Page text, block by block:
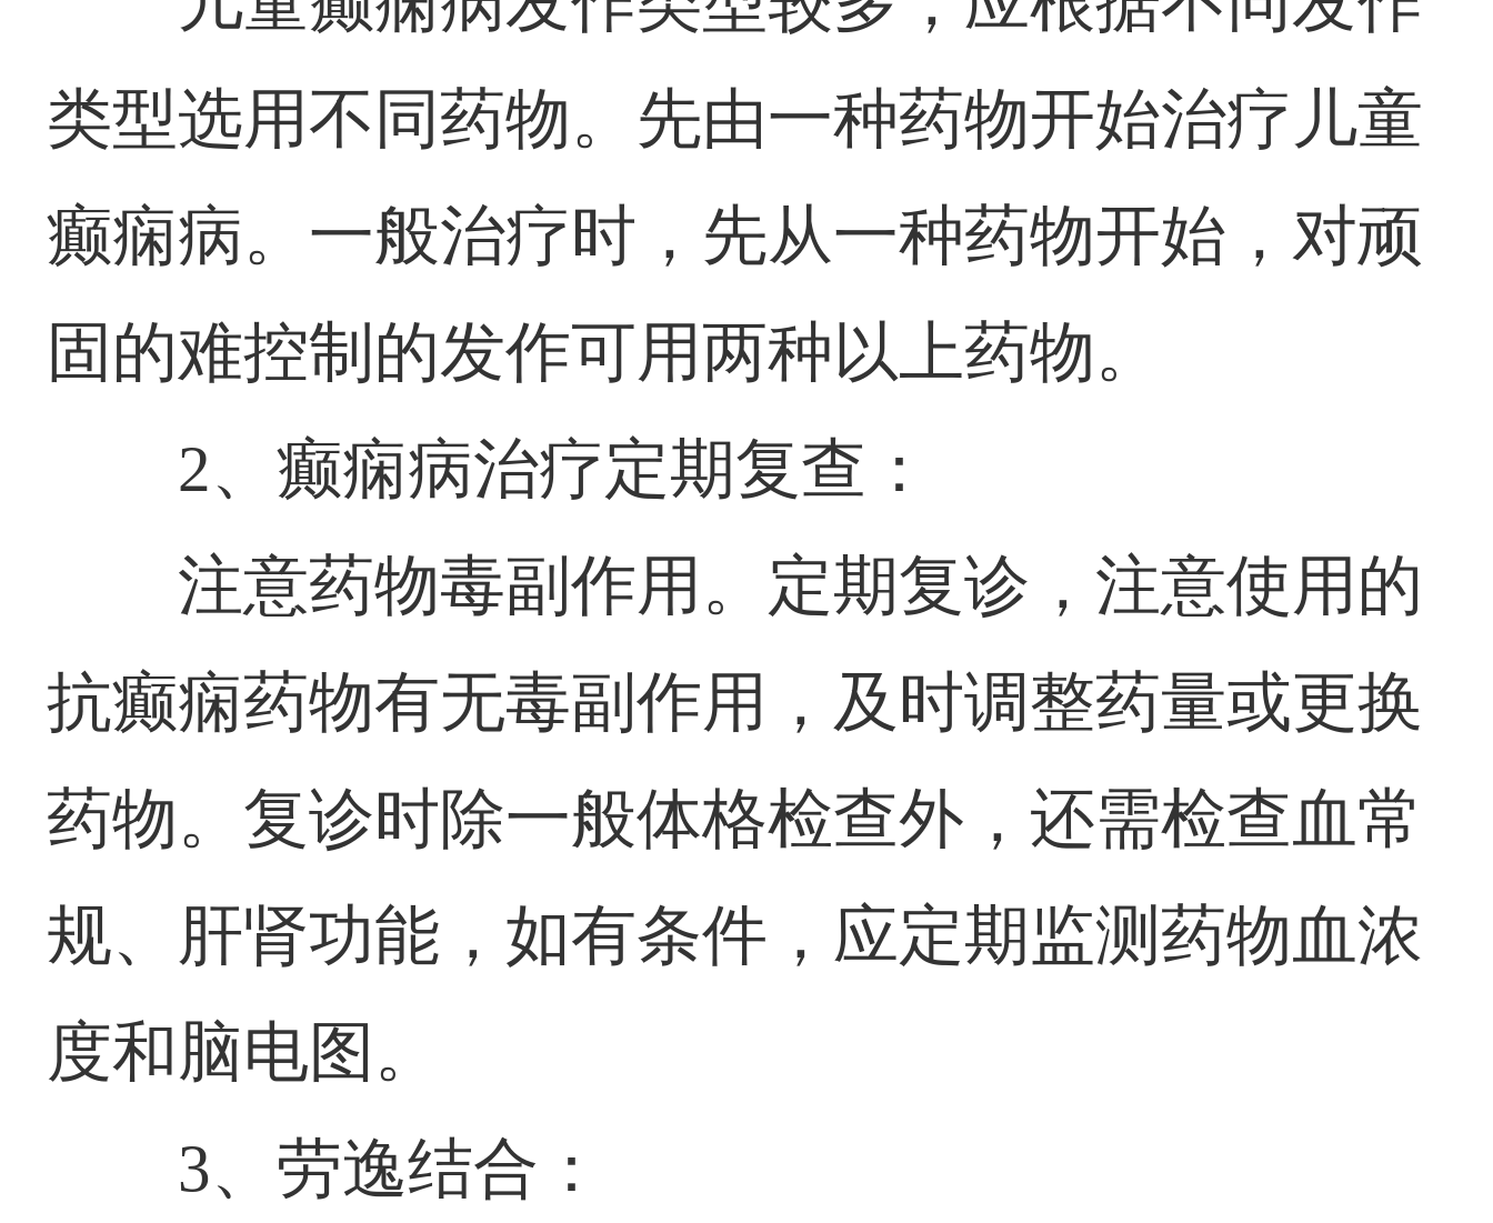
类型选用不同药物。先由一种药物开始治疗儿童
癫痫病。一般治疗时，先从一种药物开始，对顽
固的难控制的发作可用两种以上药物。
2、癫痫病治疗定期复查：
注意药物毒副作用。定期复诊，注意使用的
抗癫痫药物有无毒副作用，及时调整药量或更换
药物。复诊时除一般体格检查外，还需检查血常
规、肝肾功能，如有条件，应定期监测药物血浓
度和脑电图。
3、劳逸结合：